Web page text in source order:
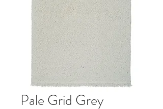
Pale Grid Grey